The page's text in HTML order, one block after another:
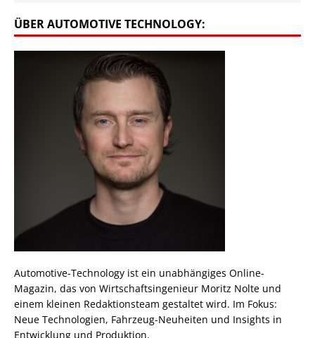
ÜBER AUTOMOTIVE TECHNOLOGY:
Automotive-Technology ist ein unabhängiges Online-
Magazin, das von Wirtschaftsingenieur Moritz Nolte und
einem kleinen Redaktionsteam gestaltet wird. Im Fokus:
Neue Technologien, Fahrzeug-Neuheiten und Insights in
Entwicklung und Produktion.